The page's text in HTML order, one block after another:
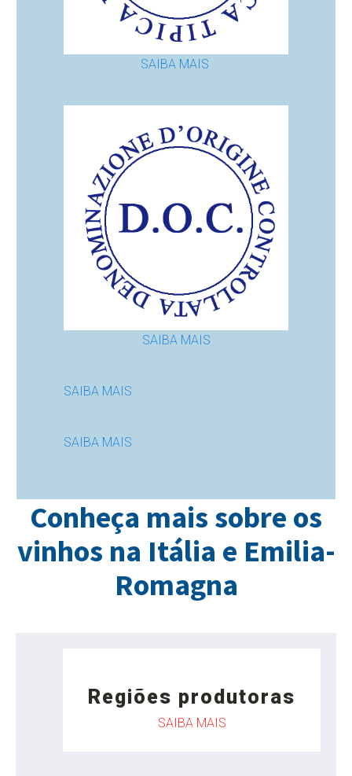
SAIBA MAIS
SAIBA MAIS
SAIBA MAIS
SAIBA MAIS
Conheça mais sobre os
vinhos na Itália e Emilia-
Romagna
Regiões produtoras
SAIBA MAIS